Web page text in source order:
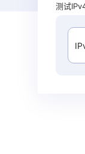
测试